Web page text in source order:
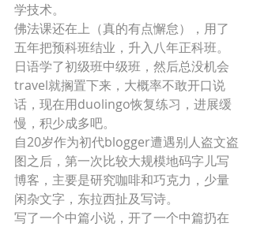
学技术。
佛法课还在上（真的有点懈怠），用了
五年把预科班结业，升入八年正科班。
日语学了初级班中级班，然后总没机会
travel就搁置下来，大概率不敢开口说
话，现在用duolingo恢复练习，进展缓
慢，积少成多吧。
自20岁作为初代blogger遭遇别人盗文盗
图之后，第一次比较大规模地码字儿写
博客，主要是研究咖啡和巧克力，少量
闲杂文字，东拉西扯及写诗。
写了一个中篇小说，开了一个中篇扔在